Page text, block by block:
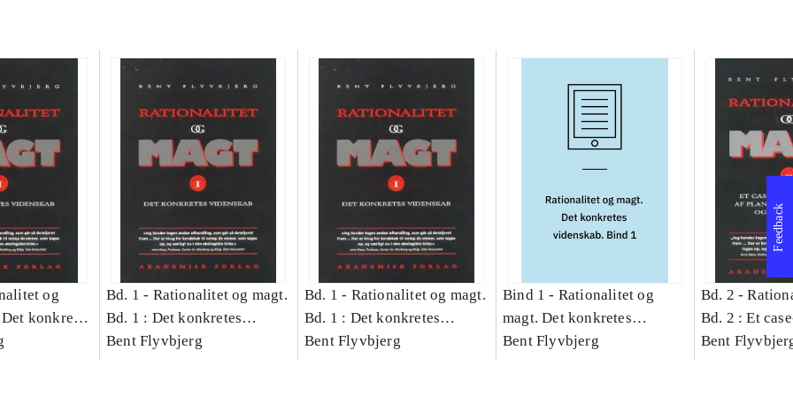
og
konkretes
Bd. 1 - Rationalitet og magt.
Bd. 1 : Det konkretes
videnskab
Bent Flyvbjerg
Bd. 1 - Rationalitet og magt.
Bd. 1 : Det konkretes
videnskab
Bent Flyvbjerg
Bind 1 - Rationalitet og
magt. Det konkretes
videnskab. Bind 1
Bent Flyvbjerg
Bd. 2 -
Bd. 2 : Et
studie af
Bent
Feedback